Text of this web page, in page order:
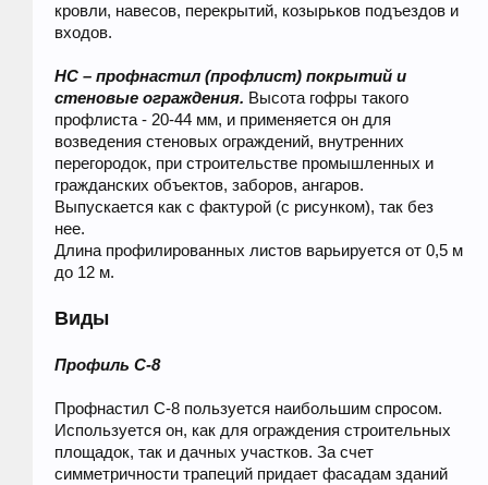
кровли, навесов, перекрытий, козырьков подъездов и
входов.
НС – профнастил (профлист) покрытий и
стеновые ограждения. Высота гофры такого
профлиста - 20-44 мм, и применяется он для
возведения стеновых ограждений, внутренних
перегородок, при строительстве промышленных и
гражданских объектов, заборов, ангаров.
Выпускается как с фактурой (с рисунком), так без
нее.
Длина профилированных листов варьируется от 0,5 м
до 12 м.
Виды
Профиль C-8
Профнастил С-8 пользуется наибольшим спросом.
Используется он, как для ограждения строительных
площадок, так и дачных участков. За счет
симметричности трапеций придает фасадам зданий